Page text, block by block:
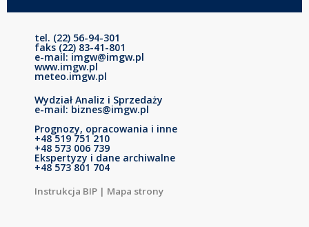
tel. (22) 56-94-301
faks (22) 83-41-801
e-mail: imgw@imgw.pl
www.imgw.pl
meteo.imgw.pl
Wydział Analiz i Sprzedaży
e-mail: biznes@imgw.pl
Prognozy, opracowania i inne
+48 519 751 210
+48 573 006 739
Ekspertyzy i dane archiwalne
+48 573 801 704
Instrukcja BIP | Mapa strony